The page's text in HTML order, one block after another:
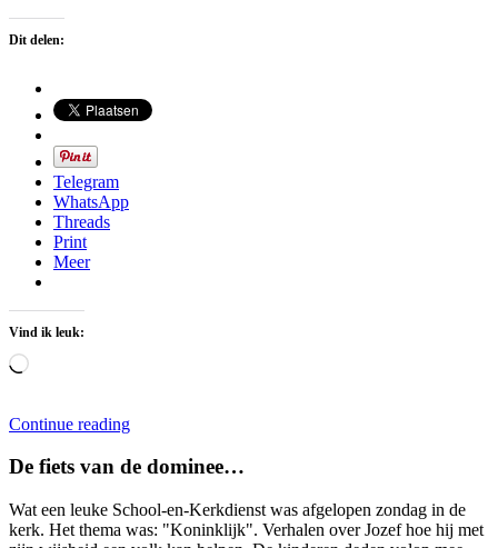
Dit delen:
Telegram
WhatsApp
Threads
Print
Meer
Vind ik leuk:
Aan
Continue reading
De fiets van de dominee…
Wat een leuke School-en-Kerkdienst was afgelopen zondag in de
kerk. Het thema was: "Koninklijk". Verhalen over Jozef hoe hij met